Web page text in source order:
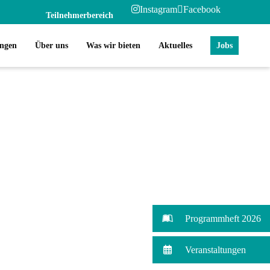
Instagram Facebook
Teilnehmerbereich
Über uns Was wir bieten Aktuelles Jobs
Programmheft 2026
Veranstaltungen